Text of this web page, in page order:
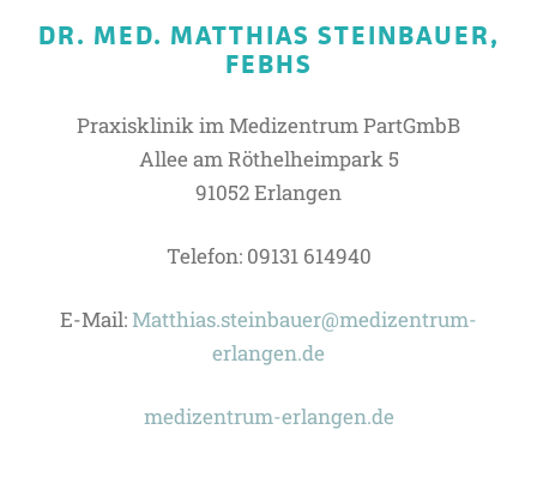
DR. MED. MATTHIAS STEINBAUER,
FEBHS
Praxisklinik im Medizentrum PartGmbB
Allee am Röthelheimpark 5
91052 Erlangen
Telefon: 09131 614940
E-Mail:Matthias.steinbauer@medizentrum-
erlangen.de
medizentrum-erlangen.de